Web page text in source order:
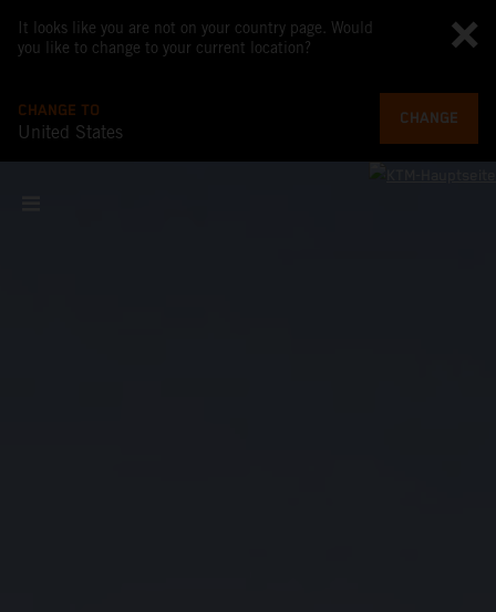
It looks like you are not on your country page. Would
you like to change to your current location?
CHANGE TO
United States
CHANGE